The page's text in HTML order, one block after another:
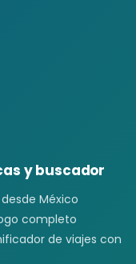
y buscador
México
completo
de viajes con